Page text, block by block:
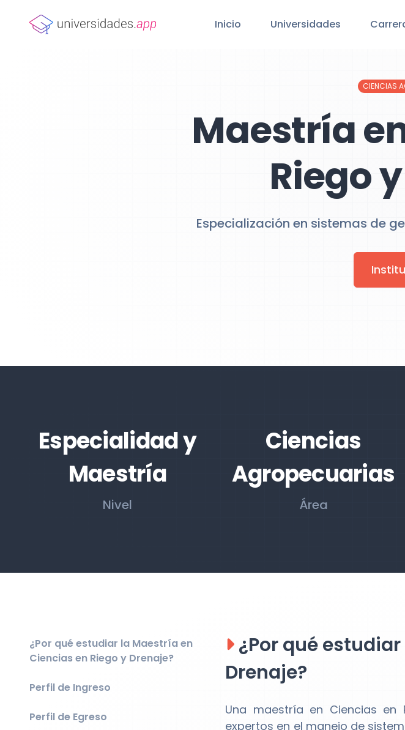
Inicio Universidades
CIENCIAS
Maestría
Riego
Especialización en sistemas de
Especialidad y
Maestría
Nivel
Ciencias
Agropecuarias
Área
¿Por qué estudiar la Maestría en
Ciencias en Riego y Drenaje?
Perfil de Ingreso
Perfil de Egreso
¿Por qué
Drenaje?
Una maestría en Ciencias
expertos en el manejo de